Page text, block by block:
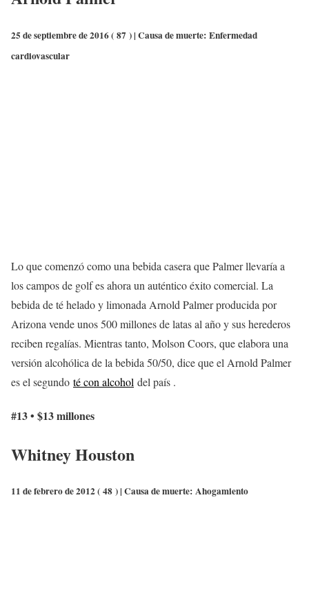
25 de septiembre de 2016 ( 87 ) | Causa de muerte: Enfermedad
cardiovascular
Lo que comenzó como una bebida casera que Palmer llevaría a
los campos de golf es ahora un auténtico éxito comercial. La
bebida de té helado y limonada Arnold Palmer producida por
Arizona vende unos 500 millones de latas al año y sus herederos
reciben regalías. Mientras tanto, Molson Coors, que elabora una
versión alcohólica de la bebida 50/50, dice que el Arnold Palmer
es el segundo té con alcohol del país .
#13 • $13 millones
Whitney Houston
11 de febrero de 2012 ( 48 ) | Causa de muerte: Ahogamiento